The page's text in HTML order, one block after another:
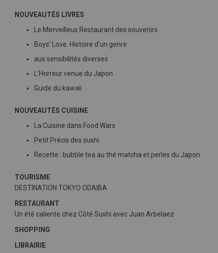
NOUVEAUTÉS LIVRES
Le Merveilleux Restaurant des souvenirs
Boys’ Love. Histoire d’un genre
aux sensibilités diverses
L’Horreur venue du Japon
Guide du kawaii
NOUVEAUTÉS CUISINE
La Cuisine dans Food Wars
Petit Précis des sushi
Recette : bubble tea au thé matcha et perles du Japon
TOURISME
DESTINATION TOKYO ODAIBA
RESTAURANT
Un été caliente chez Côté Sushi avec Juan Arbelaez
SHOPPING
LIBRAIRIE